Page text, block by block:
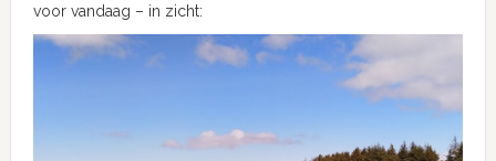
voor vandaag – in zicht: